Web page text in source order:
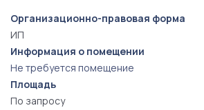
Организационно-правовая форма
ИП
Информация о помещении
Не требуется помещение
Площадь
По запросу